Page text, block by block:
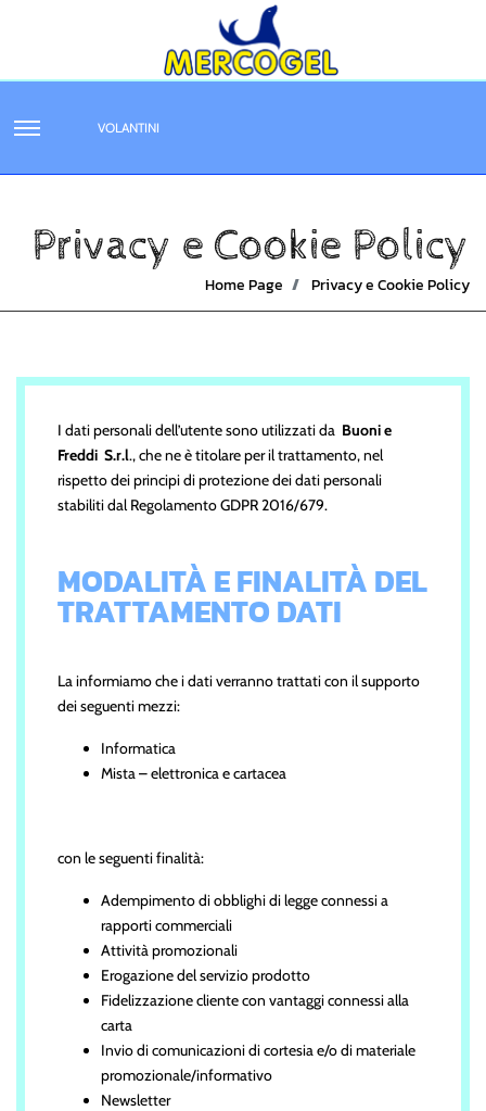
VOLANTINI
Privacy e Cookie Policy
Home Page Privacy e Cookie Policy
I dati personali dell’utente sono utilizzati da Buoni e
Freddi S.r.l., che ne è titolare per il trattamento, nel
rispetto dei principi di protezione dei dati personali
stabiliti dal Regolamento GDPR 2016/679.
MODALITÀ E FINALITÀ DEL
TRATTAMENTO DATI
La informiamo che i dati verranno trattati con il supporto
dei seguenti mezzi:
Informatica
Mista – elettronica e cartacea
con le seguenti finalità:
Adempimento di obblighi di legge connessi a
rapporti commerciali
Attività promozionali
Erogazione del servizio prodotto
Fidelizzazione cliente con vantaggi connessi alla
carta
Invio di comunicazioni di cortesia e/o di materiale
promozionale/informativo
Newsletter